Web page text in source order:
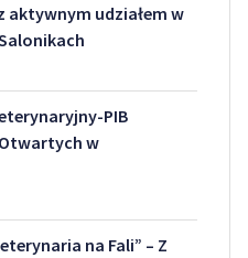
aktywnym udziałem w
PIB
w
na Fali” – Z